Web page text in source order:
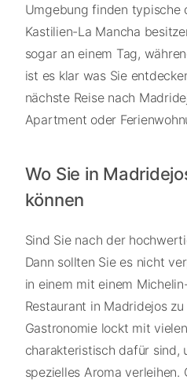
Umgebung finden typische
Kastilien-La Mancha
sogar an einem Tag,
ist es klar was Sie
nächste Reise nach
Apartment oder
Wo Sie in
können
Sind Sie nach der
Dann sollten Sie es nicht
in einem mit einem
Restaurant in Madridejos
Gastronomie lockt mit
charakteristisch dafür sind,
spezielles Aroma